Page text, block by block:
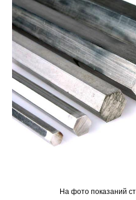
На фото показаний